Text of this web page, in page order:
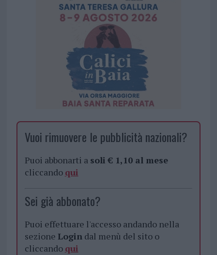
Vuoi rimuovere le pubblicità nazionali?
Puoi abbonarti a soli € 1,10 al mese
cliccando qui
Sei già abbonato?
Puoi effettuare l'accesso andando nella
sezione Logindal menù del sito o
cliccando qui